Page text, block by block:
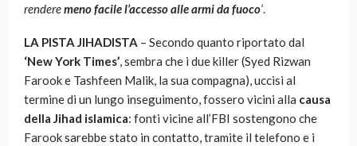
renderemeno facile l’accessoalle armi da fuoco‘.
LA PISTA JIHADISTA – Secondo quanto riportato dal
‘New York Times’, sembra che i due killer (Syed Rizwan
Farook e Tashfeen Malik, la sua compagna), uccisi al
termine di un lungo inseguimento, fossero vicini alla causa
della Jihad islamica: fonti vicine all’FBI sostengono che
Farook sarebbe stato in contatto, tramite il telefono e i